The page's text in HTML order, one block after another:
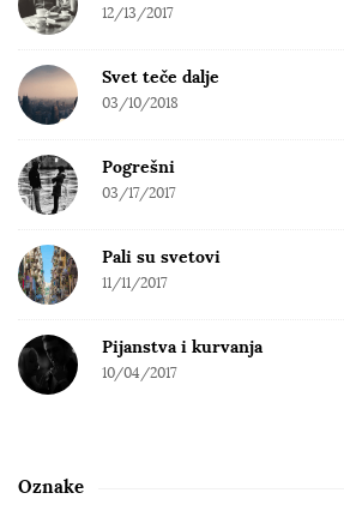
12/13/2017
Svet teče dalje
03/10/2018
Pogrešni
03/17/2017
Pali su svetovi
11/11/2017
Pijanstva i kurvanja
10/04/2017
Oznake